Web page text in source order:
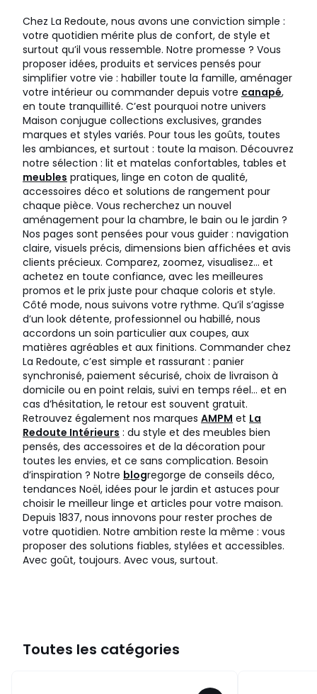
Chez La Redoute, nous avons une conviction simple :
votre quotidien mérite plus de confort, de style et
surtout qu’il vous ressemble. Notre promesse ? Vous
proposer idées, produits et services pensés pour
simplifier votre vie : habiller toute la famille, aménager
votre intérieur ou commander depuis votre canapé,
en toute tranquillité. C’est pourquoi notre univers
Maison conjugue collections exclusives, grandes
marques et styles variés. Pour tous les goûts, toutes
les ambiances, et surtout : toute la maison. Découvrez
notre sélection : lit et matelas confortables, tables et
meubles pratiques, linge en coton de qualité,
accessoires déco et solutions de rangement pour
chaque pièce. Vous recherchez un nouvel
aménagement pour la chambre, le bain ou le jardin ?
Nos pages sont pensées pour vous guider : navigation
claire, visuels précis, dimensions bien affichées et avis
clients précieux. Comparez, zoomez, visualisez… et
achetez en toute confiance, avec les meilleures
promos et le prix juste pour chaque coloris et style.
Côté mode, nous suivons votre rythme. Qu’il s’agisse
d’un look détente, professionnel ou habillé, nous
accordons un soin particulier aux coupes, aux
matières agréables et aux finitions. Commander chez
La Redoute, c’est simple et rassurant : panier
synchronisé, paiement sécurisé, choix de livraison à
domicile ou en point relais, suivi en temps réel… et en
cas d’hésitation, le retour est souvent gratuit.
Retrouvez également nos marques AMPM et La
Redoute Intérieurs : du style et des meubles bien
pensés, des accessoires et de la décoration pour
toutes les envies, et ce sans complication. Besoin
d’inspiration ? Notre blogregorge de conseils déco,
tendances Noël, idées pour le jardin et astuces pour
choisir le meilleur linge et articles pour votre maison.
Depuis 1837, nous innovons pour rester proches de
votre quotidien. Notre ambition reste la même : vous
proposer des solutions fiables, stylées et accessibles.
Avec goût, toujours. Avec vous, surtout.
Toutes les catégories